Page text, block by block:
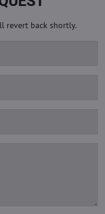
revert back shortly.